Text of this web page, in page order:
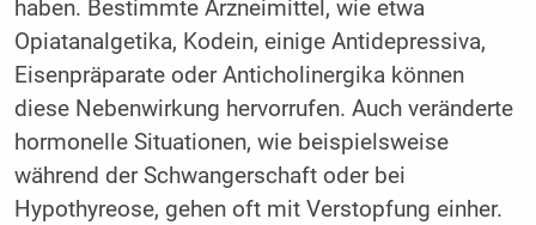
haben. Bestimmte Arzneimittel, wie etwa
Opiatanalgetika, Kodein, einige Antidepressiva,
Eisenpräparate oder Anticholinergika können
diese Nebenwirkung hervorrufen. Auch veränderte
hormonelle Situationen, wie beispielsweise
während der Schwangerschaft oder bei
Hypothyreose, gehen oft mit Verstopfung einher.